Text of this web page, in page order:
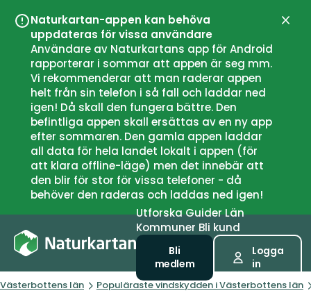
Naturkartan-appen kan behöva
uppdateras för vissa användare
Användare av Naturkartans app för Android
rapporterar i sommar att appen är seg mm.
Vi rekommenderar att man raderar appen
helt från sin telefon i så fall och laddar ned
igen! Då skall den fungera bättre. Den
befintliga appen skall ersättas av en ny app
efter sommaren. Den gamla appen laddar
all data för hela landet lokalt i appen (för
att klara offline-läge) men det innebär att
den blir för stor för vissa telefoner - då
behöver den raderas och laddas ned igen!
UtforskaGuiderLän
Kommuner Bli kund
Bli
medlem
Logga
in
Västerbottens län Populäraste vindskydden i Västerbottens län